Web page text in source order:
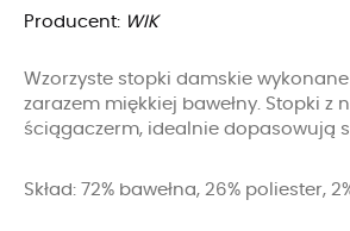
Producent: WIK
Wzorzyste stopki damskie
zarazem miękkiej bawełny. Stopki z
ściągaczerm, idealnie dopasowują
Skład: 72% bawełna, 26% poliester,